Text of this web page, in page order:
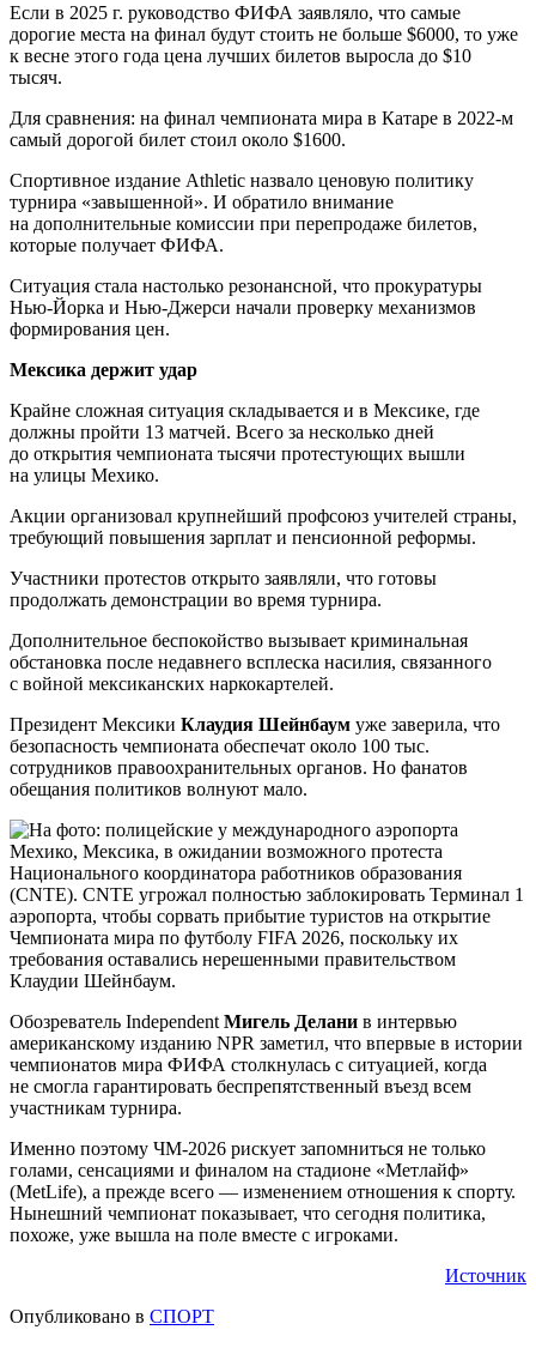
Если в 2025 г. руководство ФИФА заявляло, что самые
дорогие места на финал будут стоить не больше $6000, то уже
к весне этого года цена лучших билетов выросла до $10
тысяч.
Для сравнения: на финал чемпионата мира в Катаре в 2022-м
самый дорогой билет стоил около $1600.
Спортивное издание Athletic назвало ценовую политику
турнира «завышенной». И обратило внимание
на дополнительные комиссии при перепродаже билетов,
которые получает ФИФА.
Ситуация стала настолько резонансной, что прокуратуры
Нью-Йорка и Нью-Джерси начали проверку механизмов
формирования цен.
Мексика держит удар
Крайне сложная ситуация складывается и в Мексике, где
должны пройти 13 матчей. Всего за несколько дней
до открытия чемпионата тысячи протестующих вышли
на улицы Мехико.
Акции организовал крупнейший профсоюз учителей страны,
требующий повышения зарплат и пенсионной реформы.
Участники протестов открыто заявляли, что готовы
продолжать демонстрации во время турнира.
Дополнительное беспокойство вызывает криминальная
обстановка после недавнего всплеска насилия, связанного
с войной мексиканских наркокартелей.
Президент Мексики Клаудия Шейнбаум уже заверила, что
безопасность чемпионата обеспечат около 100 тыс.
сотрудников правоохранительных органов. Но фанатов
обещания политиков волнуют мало.
Обозреватель Independent Мигель Делани в интервью
американскому изданию NPR заметил, что впервые в истории
чемпионатов мира ФИФА столкнулась с ситуацией, когда
не смогла гарантировать беспрепятственный въезд всем
участникам турнира.
Именно поэтому ЧМ-2026 рискует запомниться не только
голами, сенсациями и финалом на стадионе «Метлайф»
(MetLife), а прежде всего — изменением отношения к спорту.
Нынешний чемпионат показывает, что сегодня политика,
похоже, уже вышла на поле вместе с игроками.
Источник
Опубликовано в СПОРТ